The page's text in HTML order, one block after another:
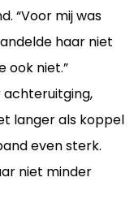
“Voor mij was
haar niet
ook niet.”
achteruitging,
langer als koppel
even sterk.
niet minder